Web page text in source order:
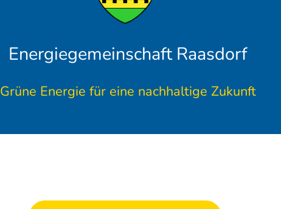
Energiegemeinschaft Raasdorf
Grüne Energie für eine nachhaltige Zukunft